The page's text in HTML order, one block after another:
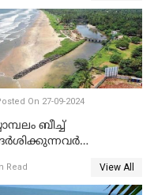
On 27-09-2024
ബീച്ച്
Read View All